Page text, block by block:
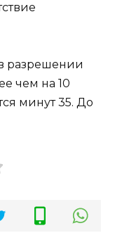
разрешении
чем на 10
минут 35. До